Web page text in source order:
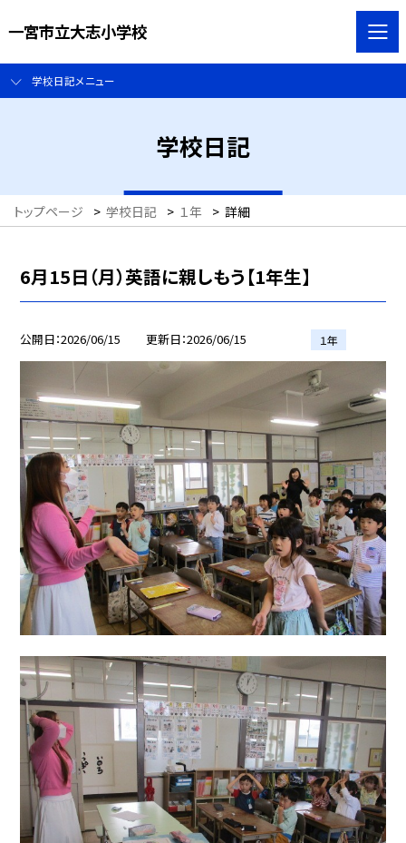
一宮市立大志小学校
学校日記メニュー
学校日記
トップページ > 学校日記 > １年 > 詳細
6月15日（月）英語に親しもう【1年生】
公開日 2026/06/15 更新日 2026/06/15 １年